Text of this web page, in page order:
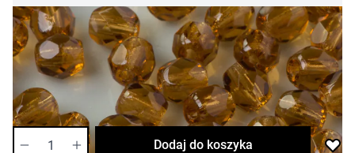
60,96 zł
Cena za opakowanie
Ilość w opakowaniu: ok. 1200 szt.
Dostępność:bardzo niska
Dodaj do koszyka